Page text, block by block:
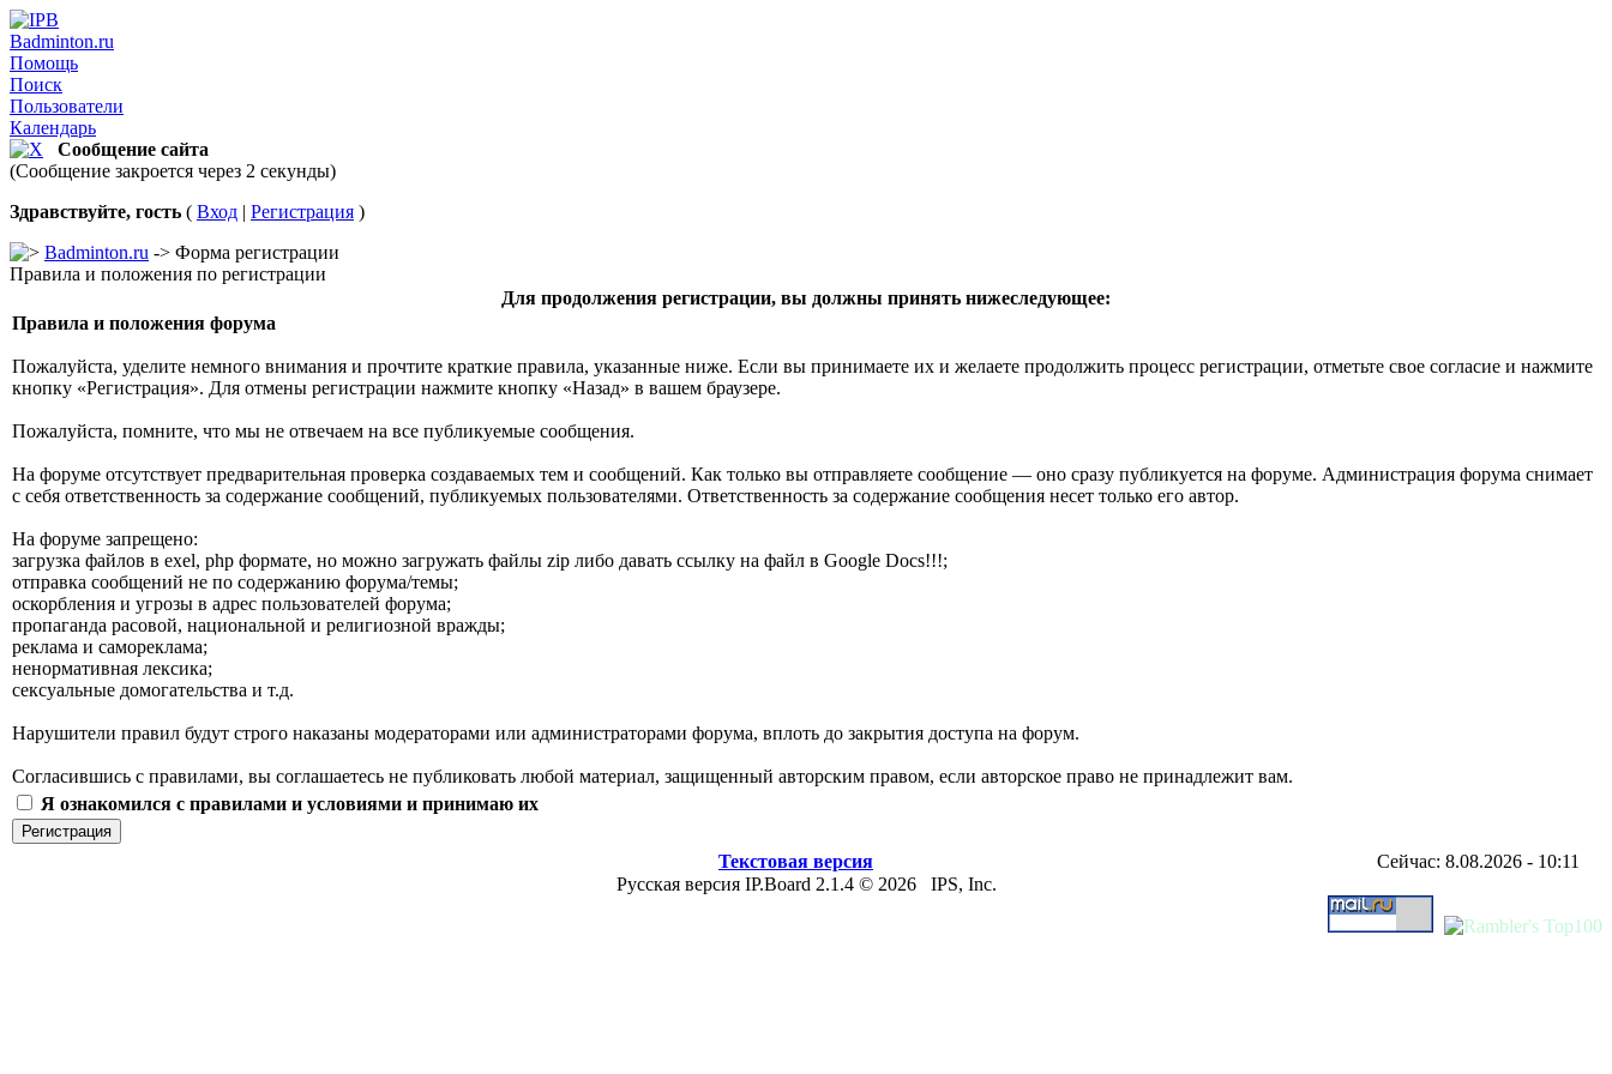
Badminton.ru
Помощь
Поиск
Пользователи
Календарь
Сообщение сайта
(Сообщение закроется через 2 секунды)
Здравствуйте, гость ( Вход | Регистрация )
Badminton.ru -> Форма регистрации
Правила и положения по регистрации
Для продолжения регистрации, вы должны принять нижеследующее:
Правила и положения форума
Пожалуйста, уделите немного внимания и прочтите краткие правила, указанные ниже. Если вы принимаете их и желаете продолжить процесс регистрации, отметьте свое согласие и нажмите
кнопку «Регистрация». Для отмены регистрации нажмите кнопку «Назад» в вашем браузере.
Пожалуйста, помните, что мы не отвечаем на все публикуемые сообщения.
На форуме отсутствует предварительная проверка создаваемых тем и сообщений. Как только вы отправляете сообщение — оно сразу публикуется на форуме. Администрация форума снимает
с себя ответственность за содержание сообщений, публикуемых пользователями. Ответственность за содержание сообщения несет только его автор.
На форуме запрещено:
загрузка файлов в exel, php формате, но можно загружать файлы zip либо давать ссылку на файл в Google Docs!!!;
отправка сообщений не по содержанию форума/темы;
оскорбления и угрозы в адрес пользователей форума;
пропаганда расовой, национальной и религиозной вражды;
реклама и самореклама;
ненормативная лексика;
сексуальные домогательства и т.д.
Нарушители правил будут строго наказаны модераторами или администраторами форума, вплоть до закрытия доступа на форум.
Согласившись с правилами, вы соглашаетесь не публиковать любой материал, защищенный авторским правом, если авторское право не принадлежит вам.
Я ознакомился с правилами и условиями и принимаю их
Текстовая версия
Сейчас: 8.08.2026 - 10:11
Русская версия IP.Board 2.1.4 © 2026 IPS, Inc.